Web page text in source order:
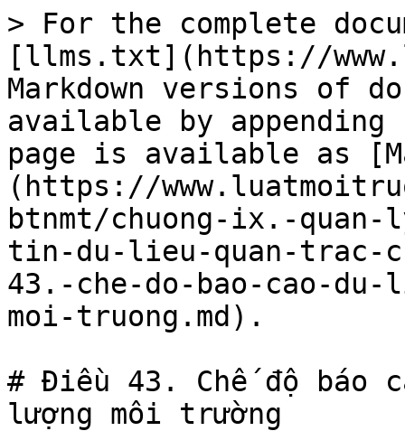
> For the complete
[llms.txt](https://
Markdown versions of
available by
page is available as
(https://
btnmt/chuong-ix.-
tin-du-lieu-quan-trac-
43.-che-do-bao-cao-
moi-truong.md).
# Điều 43. Chế độ báo
lượng môi trường